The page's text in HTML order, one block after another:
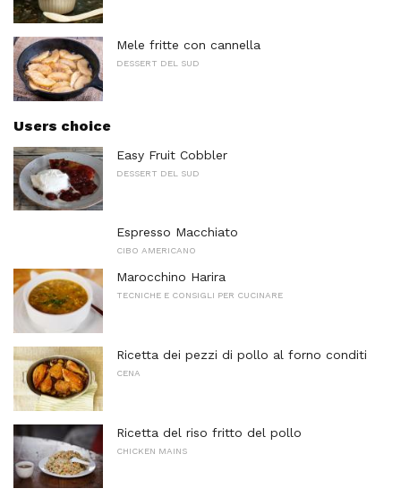
Mele fritte con cannella
DESSERT DEL SUD
Users choice
Easy Fruit Cobbler
DESSERT DEL SUD
Espresso Macchiato
CIBO AMERICANO
Marocchino Harira
TECNICHE E CONSIGLI PER CUCINARE
Ricetta dei pezzi di pollo al forno conditi
CENA
Ricetta del riso fritto del pollo
CHICKEN MAINS